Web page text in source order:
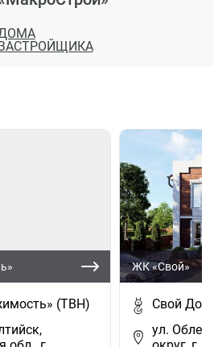
(ТВН)
ЖК «Свой»
Свой Дом
ул.